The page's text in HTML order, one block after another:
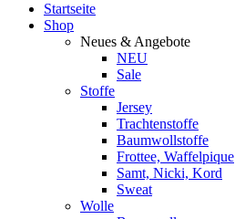
Startseite
Shop
Neues & Angebote
NEU
Sale
Stoffe
Jersey
Trachtenstoffe
Baumwollstoffe
Frottee, Waffelpique
Samt, Nicki, Kord
Sweat
Wolle